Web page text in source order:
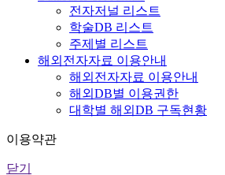
전자저널 리스트
학술DB 리스트
주제별 리스트
해외전자자료 이용안내
해외전자자료 이용안내
해외DB별 이용권한
대학별 해외DB 구독현황
이용약관
닫기